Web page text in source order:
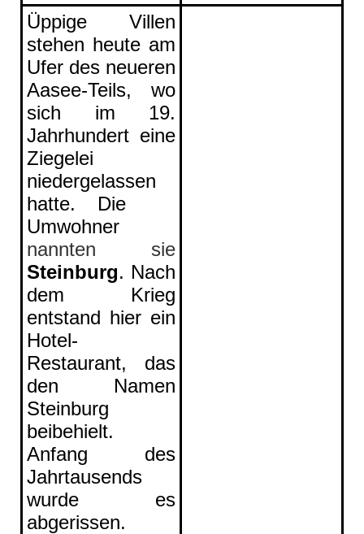
Üppige Villen
stehen heute am
Ufer des neueren
Aasee-Teils, wo
sich im 19.
Jahrhundert eine
Ziegelei
niedergelassen
hatte. Die
Umwohner
nannten sie
Steinburg. Nach
dem Krieg
entstand hier ein
Hotel-
Restaurant, das
den Namen
Steinburg
beibehielt.
Anfang des
Jahrtausends
wurde es
abgerissen.